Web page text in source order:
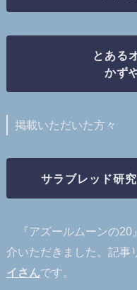
とある
かず
掲載いただいた方々
サラブレッド研
『アズールムーンの20
介いただきました。記事
イさんです。